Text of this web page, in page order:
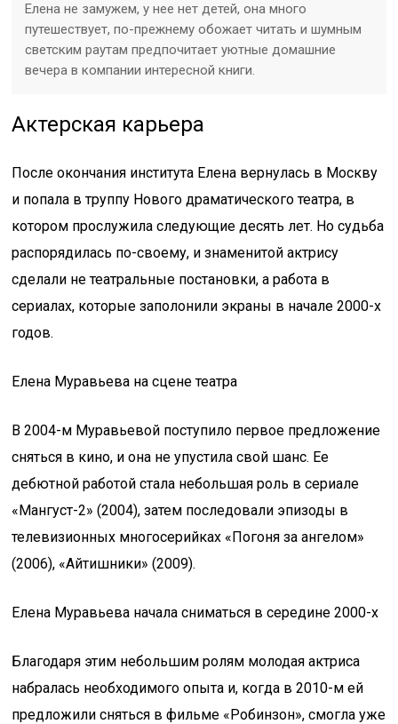
Елена не замужем, у нее нет детей, она много
путешествует, по-прежнему обожает читать и шумным
светским раутам предпочитает уютные домашние
вечера в компании интересной книги.
Актерская карьера
После окончания института Елена вернулась в Москву
и попала в труппу Нового драматического театра, в
котором прослужила следующие десять лет. Но судьба
распорядилась по-своему, и знаменитой актрису
сделали не театральные постановки, а работа в
сериалах, которые заполонили экраны в начале 2000-х
годов.
Елена Муравьева на сцене театра
В 2004-м Муравьевой поступило первое предложение
сняться в кино, и она не упустила свой шанс. Ее
дебютной работой стала небольшая роль в сериале
«Мангуст-2» (2004), затем последовали эпизоды в
телевизионных многосерийках «Погоня за ангелом»
(2006), «Айтишники» (2009).
Елена Муравьева начала сниматься в середине 2000-х
Благодаря этим небольшим ролям молодая актриса
набралась необходимого опыта и, когда в 2010-м ей
предложили сняться в фильме «Робинзон», смогла уже